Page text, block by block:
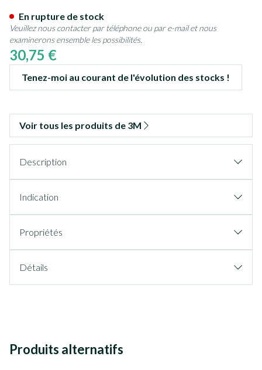
30,75 €
Tenez-moi au courant de l'évolution des stocks !
En rupture de stock
Veuillez nous contacter par téléphone ou par e-mail et nous
examinerons ensemble les possibilités.
Voir tous les produits de 3M
Description
Indication
Propriétés
Détails
Produits alternatifs